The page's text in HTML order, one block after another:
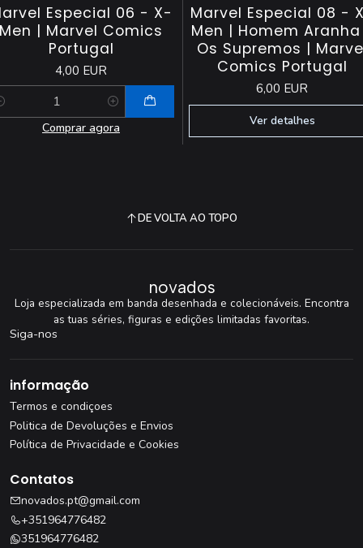
Especial 06 - X-
Men | Marvel Comics
Portugal
4,00 EUR
Comprar agora
Marvel Especial 08 -
Men | Homem
Os Supremos |
Comics Portugal
6,00 EUR
Ver detalhes
DE VOLTA AO TOPO
novados
Loja especializada em banda desenhada e colecionáveis. Encontra
as tuas séries, figuras e edições limitadas favoritas.
Siga-nos
informação
Termos e condiçoes
Politica de Devoluções e Envios
Política de Privacidade e Cookies
Contatos
novados.pt@gmail.com
+351964776482
351964776482